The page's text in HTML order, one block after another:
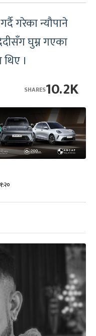
गरेका न्यौपाने
घुम्न गएका
।
10.2K
SHARES